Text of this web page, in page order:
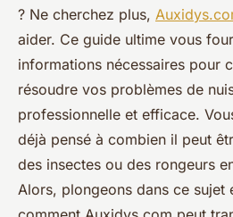
? Ne cherchez plus,
aider. Ce guide ultime vous
informations nécessaires pour
résoudre vos problèmes de
professionnelle et efficace.
déjà pensé à combien il peut
des insectes ou des rongeurs
Alors, plongeons dans ce sujet